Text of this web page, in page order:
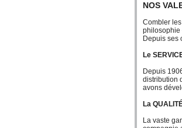
NOS
Combler
philosophie
Depuis ses
Le
Depuis
distribution
avons
La
La vaste